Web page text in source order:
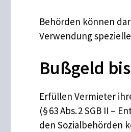
Behörden können
Verwendung
Bußgeld
Erfüllen Vermieter
(§ 63 Abs. 2 SGB II
den Sozialbehörden